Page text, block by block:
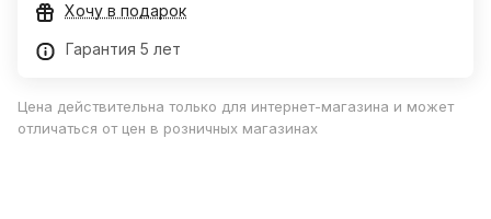
Хочу в подарок
Гарантия 5 лет
Цена действительна только для интернет-магазина и может
отличаться от цен в розничных магазинах